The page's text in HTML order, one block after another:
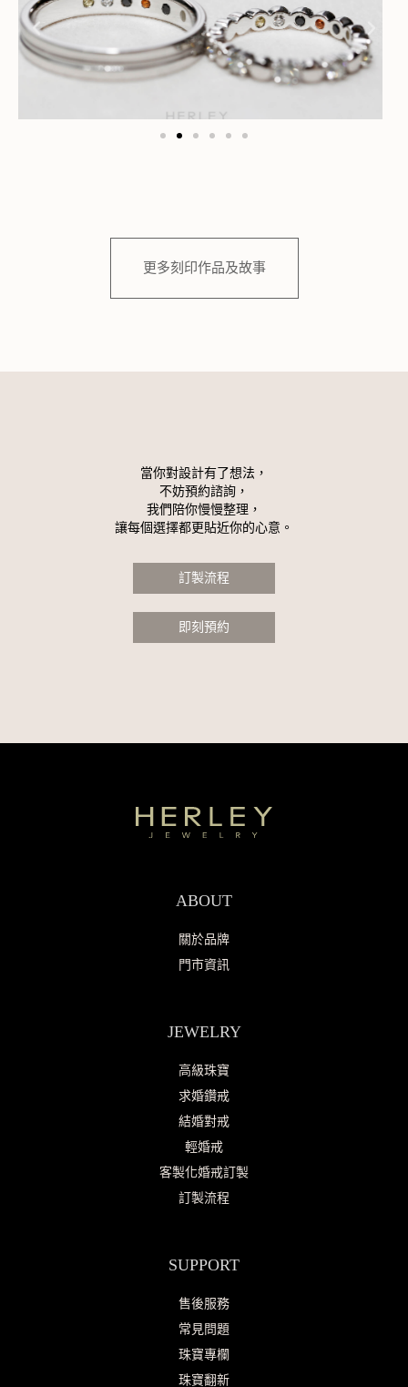
更多刻印作品及故事
當你對設計有了想法，
不妨預約諮詢，
我們陪你慢慢整理，
讓每個選擇都更貼近你的心意。
訂製流程
即刻預約
ABOUT
關於品牌
門市資訊
JEWELRY
高級珠寶
求婚鑽戒
結婚對戒
輕婚戒
客製化婚戒訂製
訂製流程
SUPPORT
售後服務
常見問題
珠寶專欄
珠寶翻新